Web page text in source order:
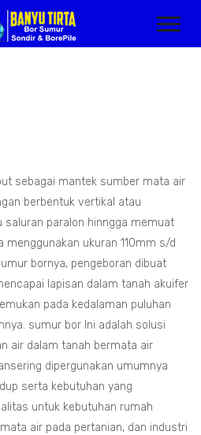
sebagai mantek sumber mata air
berbentuk vertikal atau
saluran paralon hinngga memuat
menggunakan ukuran 110mm s/d
bornya, pengeboran dibuat
lapisan dalam tanah akuifer
pada kedalaman puluhan
sumur bor Ini adalah solusi
air dalam tanah bermata air
dipergunakan umumnya
serta kebutuhan yang
untuk kebutuhan rumah
air pada pertanian, dan industri